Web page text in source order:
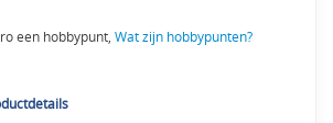
een hobbypunt,Wat zijn hobbypunten?